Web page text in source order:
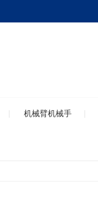
机械臂机械手